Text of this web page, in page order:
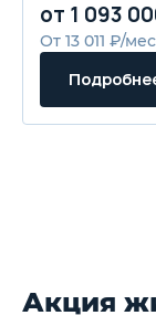
Спойлер
Электронное
(ABS)
пассажира
от 1 093
От 13 011 ₽/
Акция